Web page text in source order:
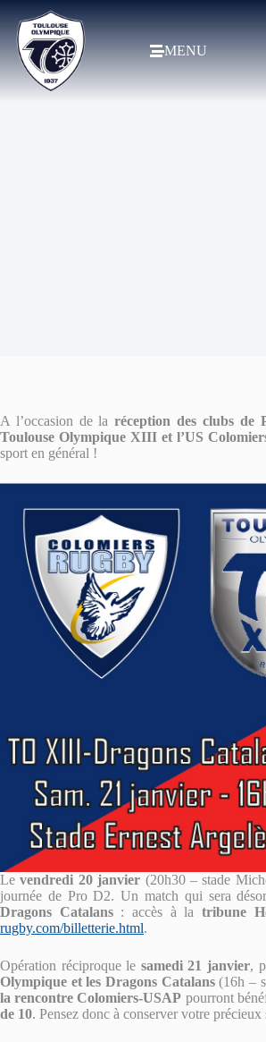
MENU
A l’occasion de laréception des clubs de
Toulouse Olympique XIII et l’US
sport en général !
Levendredi 20 janvier (20h30 – stade
journée de Pro D2. Un match qui sera
Dragons Catalans : accès à latribune
rugby.com/billetterie.html.
Opération réciproque le samedi 21 janvier,
Olympique et les Dragons Catalans(16h –
la rencontre Colomiers-USAP pourront
de 10. Pensez donc à conserver votre précieux